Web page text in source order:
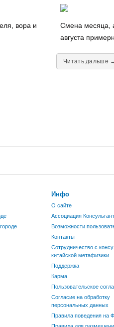
вора и
Смена месяца,
августа
Читать дальше
Инфо
О сайте
Ассоциация
Возможности
Контакты
Сотрудничество с
китайской метафизики
Поддержка
Карма
Пользовательское
Согласие на обработку
персональных данных
Правила поведения на
Правила для